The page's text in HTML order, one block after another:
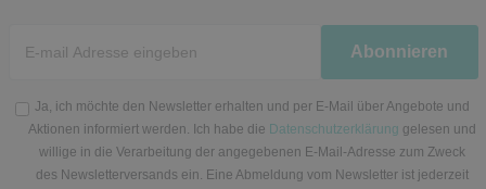
Honig
Abonnieren
Ja, ich möchte den Newsletter erhalten und per E-Mail über Angebote und
Aktionen informiert werden. Ich habe die Datenschutzerklärung gelesen und
willige in die Verarbeitung der angegebenen E-Mail-Adresse zum Zweck
des Newsletterversands ein. Eine Abmeldung vom Newsletter ist jederzeit